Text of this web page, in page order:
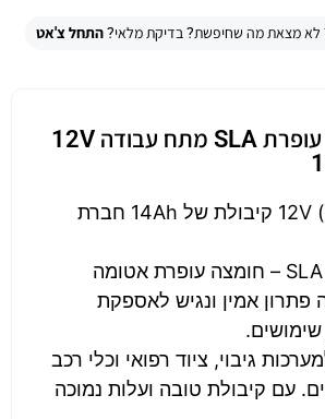
לא מצאת מה שחיפשת? בדיקת מלאי?התחל צ'אט
תיאור מצבר עופרת SLA מתח עבודה 12V
סוללת (מצבר) 12V קיבולת של 14Ah חברת
פתרון אמין ונגיש לאספקת
שימושים.
גיבוי, ציוד רפואי וכלי רכב
עם קיבולת טובה ועלות נמוכה